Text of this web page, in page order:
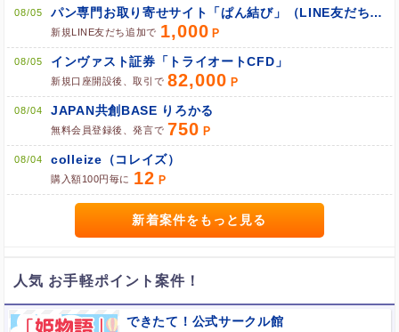
ポイント広告に関するFAQはこちら
08/05 パン専門お取り寄せサイト「ぱん結び」（LINE友だち追加）
新規LINE友だち追加で 1,000
08/05 インヴァスト証券「トライオートCFD」
新規口座開設後、取引で 82,000
08/04 JAPAN共創BASE りろかる
無料会員登録後、発言で 750
08/04 colleize（コレイズ）
購入額100円毎に 12
新着案件をもっと見る
人気 お手軽ポイント案件！
できたて！公式サークル館